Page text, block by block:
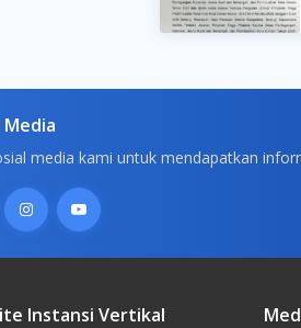
Media
media kami untuk mendapatkan
Instansi Vertikal